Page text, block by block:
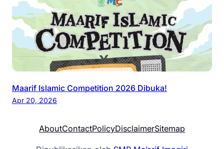
Maarif Islamic Competition 2026 Dibuka!
Apr 20, 2026
AboutContactPolicyDisclaimerSitemap